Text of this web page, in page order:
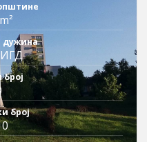
дужина
ИГД
број